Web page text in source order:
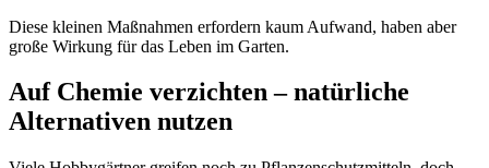
Diese kleinen Maßnahmen erfordern kaum Aufwand, haben aber
große Wirkung für das Leben im Garten.
Auf Chemie verzichten – natürliche
Alternativen nutzen